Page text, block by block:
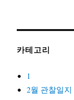
카테고리
1
2월 관찰일지